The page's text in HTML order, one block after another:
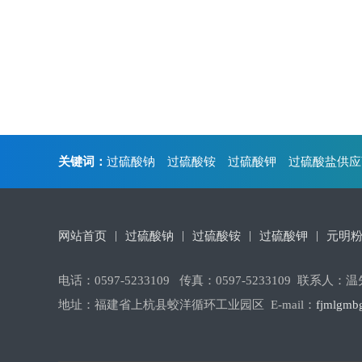
关键词： 过硫酸钠 过硫酸铵 过硫酸钾 过硫酸盐供
网站首页 | 过硫酸钠 | 过硫酸铵 | 过硫酸钾 | 元明粉
电话：0597-5233109 传真：0597-5233109 联系人：温
地址：福建省上杭县蛟洋循环工业园区 E-mail：